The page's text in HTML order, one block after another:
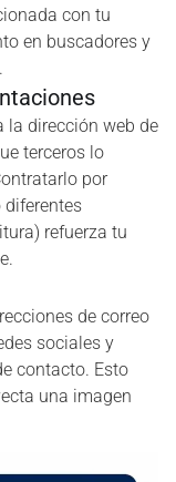
con tu
en buscadores y
la dirección web de
terceros lo
por
refuerza tu
de correo
sociales y
contacto. Esto
una imagen